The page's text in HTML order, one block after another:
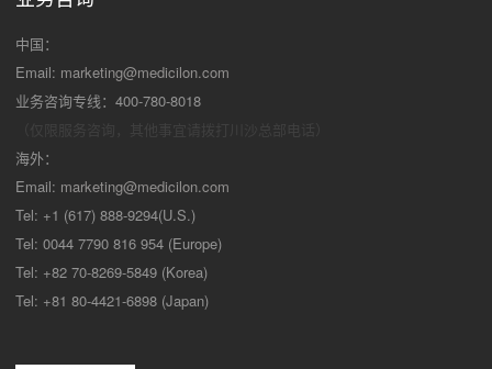
中国：
Email: marketing@medicilon.com
业务咨询专线：400-780-8018
海外：
Email: marketing@medicilon.com
Tel: +1 (617) 888-9294(U.S.)
Tel: 0044 7790 816 954 (Europe)
Tel: +82 70-8269-5849 (Korea)
Tel: +81 80-4421-6898 (Japan)